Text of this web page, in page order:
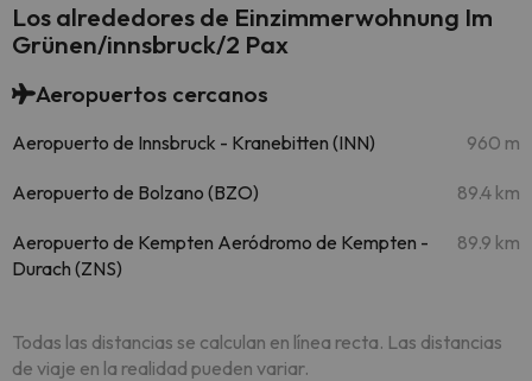
Los alrededores de Einzimmerwohnung Im
Grünen/innsbruck/2 Pax
Aeropuertos cercanos
Aeropuerto de Innsbruck - Kranebitten (INN) 960 m
Aeropuerto de Bolzano (BZO) 89.4 km
Aeropuerto de Kempten Aeródromo de Kempten -
Durach (ZNS)
89.9 km
Todas las distancias se calculan en línea recta. Las distancias
de viaje en la realidad pueden variar.